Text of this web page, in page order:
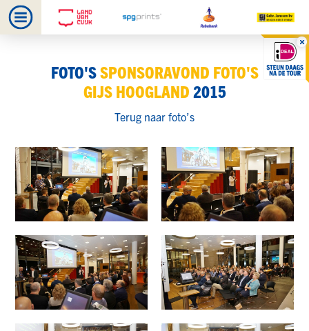
FOTO'SSPONSORAVOND FOTO'S
GIJS HOOGLAND 2015
Terug naar foto’s